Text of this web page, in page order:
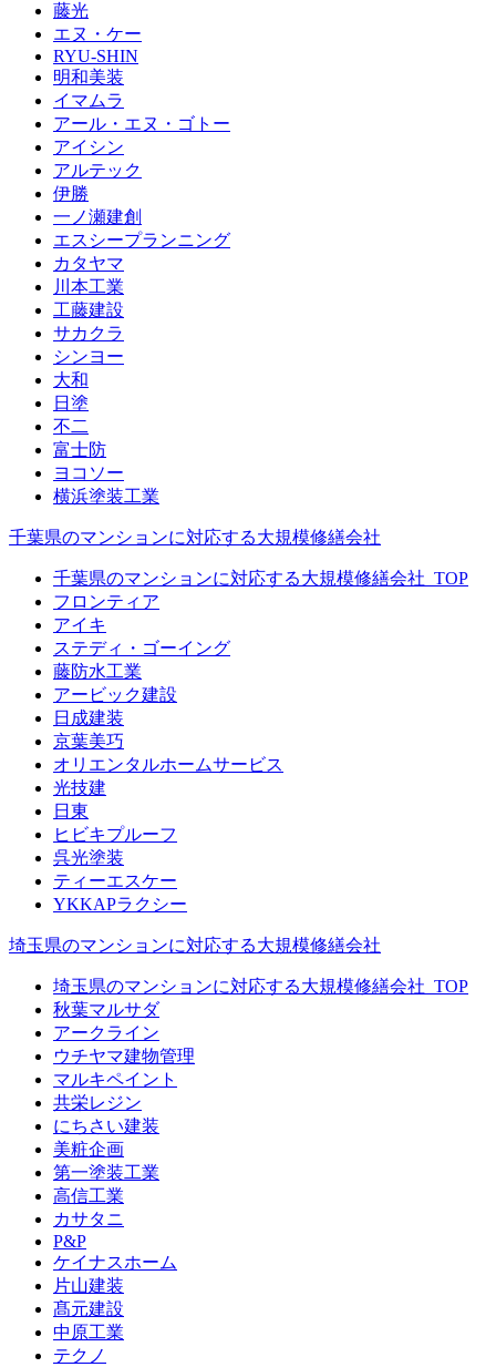
藤光
エヌ・ケー
RYU-SHIN
明和美装
イマムラ
アール・エヌ・ゴトー
アイシン
アルテック
伊勝
一ノ瀬建創
エスシープランニング
カタヤマ
川本工業
工藤建設
サカクラ
シンヨー
大和
日塗
不二
富士防
ヨコソー
横浜塗装工業
千葉県のマンションに対応する大規模修繕会社
千葉県のマンションに対応する大規模修繕会社_TOP
フロンティア
アイキ
ステディ・ゴーイング
藤防水工業
アービック建設
日成建装
京葉美巧
オリエンタルホームサービス
光技建
日東
ヒビキプルーフ
呉光塗装
ティーエスケー
YKKAPラクシー
埼玉県のマンションに対応する大規模修繕会社
埼玉県のマンションに対応する大規模修繕会社_TOP
秋葉マルサダ
アークライン
ウチヤマ建物管理
マルキペイント
共栄レジン
にちさい建装
美粧企画
第一塗装工業
高信工業
カサタニ
P&P
ケイナスホーム
片山建装
髙元建設
中原工業
テクノ